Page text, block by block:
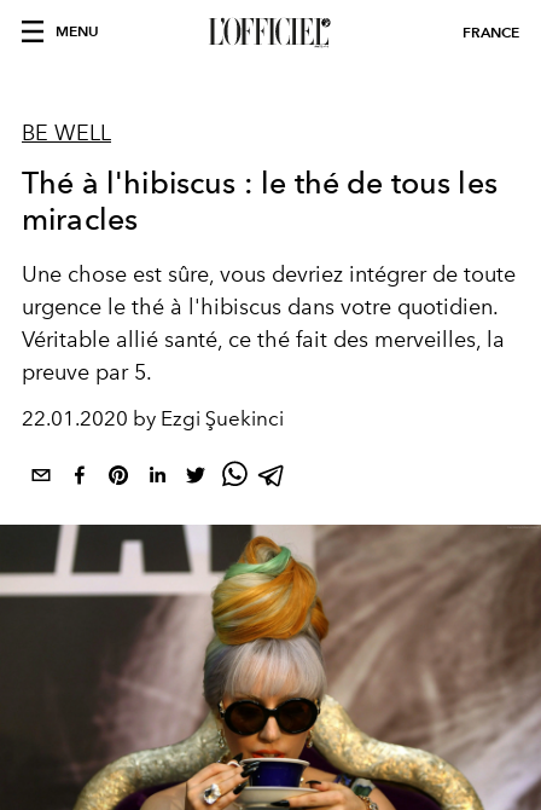
MENU FRANCE
BE WELL
Thé à l'hibiscus : le thé de tous les
miracles
Une chose est sûre, vous devriez intégrer de toute
urgence le thé à l'hibiscus dans votre quotidien.
Véritable allié santé, ce thé fait des merveilles, la
preuve par 5.
22.01.2020 by Ezgi Şuekinci